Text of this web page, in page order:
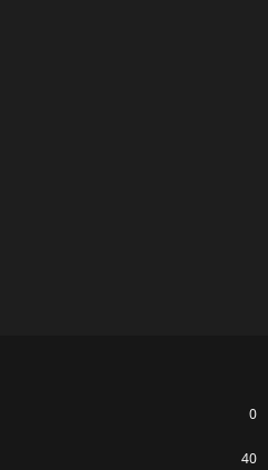
0
40